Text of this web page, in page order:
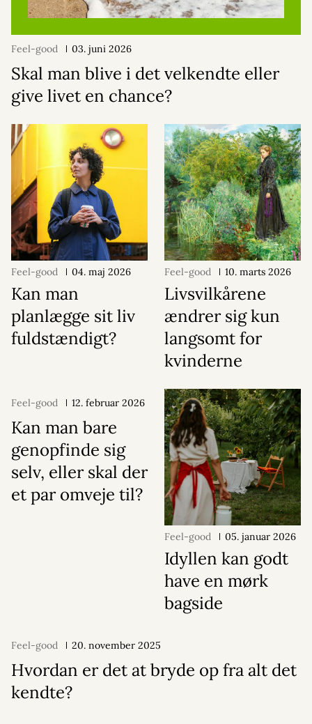
Feel-good 03. juni 2026
Skal man blive i det velkendte eller
give livet en chance?
Feel-good 04. maj 2026
Kan man
planlægge sit liv
fuldstændigt?
Feel-good 10. marts 2026
Livsvilkårene
ændrer sig kun
langsomt for
kvinderne
Feel-good 12. februar 2026
Kan man bare
genopfinde sig
selv, eller skal der
et par omveje til?
Feel-good 05. januar 2026
Idyllen kan godt
have en mørk
bagside
Feel-good 20. november 2025
Hvordan er det at bryde op fra alt det
kendte?